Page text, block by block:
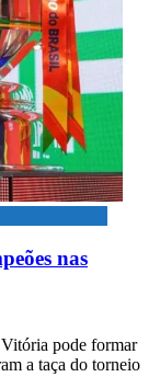
nas
pode formar
a taça do torneio